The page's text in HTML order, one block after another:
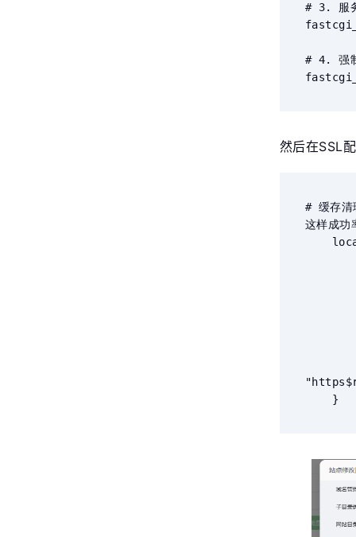
# 3. 服务
# 4. 强制
然后在SSL
# 缓存清
这样成功
    }